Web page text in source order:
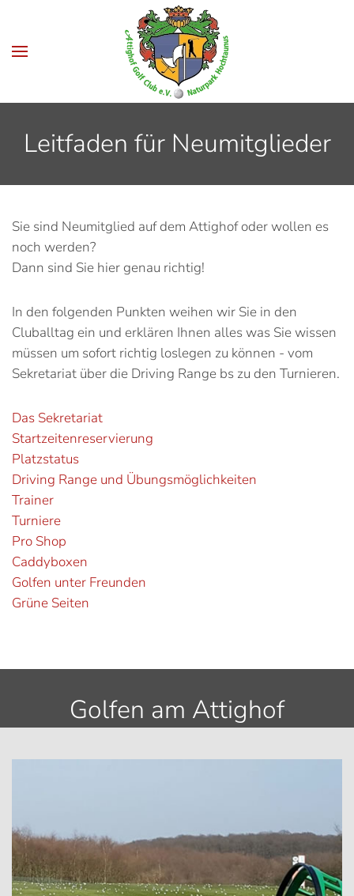
Zum Hauptinhalt springen
Leitfaden für Neumitglieder
Sie sind Neumitglied auf dem Attighof oder wollen es
noch werden?
Dann sind Sie hier genau richtig!
In den folgenden Punkten weihen wir Sie in den
Cluballtag ein und erklären Ihnen alles was Sie wissen
müssen um sofort richtig loslegen zu können - vom
Sekretariat über die Driving Range bs zu den Turnieren.
Das Sekretariat
Startzeitenreservierung
Platzstatus
Driving Range und Übungsmöglichkeiten
Trainer
Turniere
Pro Shop
Caddyboxen
Golfen unter Freunden
Grüne Seiten
Golfen am Attighof